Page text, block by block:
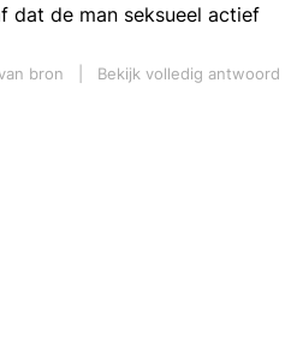
dat de man seksueel actief
bron
Bekijk volledig antwoord